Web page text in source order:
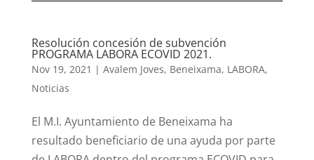
Resolución concesión de subvención
PROGRAMA LABORA ECOVID 2021.
Nov 19, 2021 | Avalem Joves, Beneixama, LABORA,
Noticias
El M.I. Ayuntamiento de Beneixama ha
resultado beneficiario de una ayuda por parte